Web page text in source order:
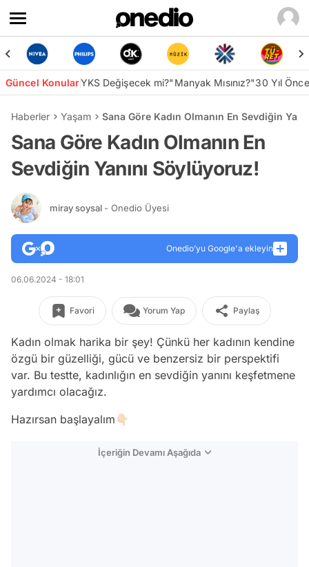
Güncel KonularYKS Değişecek mi?"Manyak Mısınız?"30 Yıl
Haberler Yaşam Sana Göre Kadın Olmanın En Sevdiğin
Sana Göre Kadın Olmanın En
Sevdiğin Yanını Söylüyoruz!
miray soysal - Onedio Üyesi
Onedio’yu Google'a ekleyin
06.06.2024 - 18:01
Favori Yorum Yap Paylaş
Kadın olmak harika bir şey! Çünkü her kadının kendine
özgü bir güzelliği, gücü ve benzersiz bir perspektifi
var. Bu testte, kadınlığın en sevdiğin yanını keşfetmene
yardımcı olacağız.
Hazırsan başlayalım👇🏻
İçeriğin Devamı Aşağıda